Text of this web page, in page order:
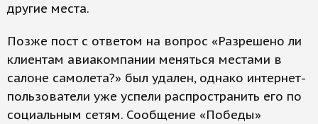
другие места.
Позже пост с ответом на вопрос «Разрешено ли
клиентам авиакомпании меняться местами в
салоне самолета?» был удален, однако интернет-
пользователи уже успели распространить его по
социальным сетям. Сообщение «Победы»